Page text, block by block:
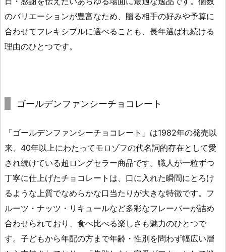
のバリエーションが豊富なため、贈る相手の好みや予算に
合わせてフレキシブルに選べることも、長年選ばれ続ける
理由のひとつです。
ゴールデンファンシーチョコレート
「ゴールデンファンシーチョコレート」は1982年の発売以
来、40年以上にわたってモロゾフの代名詞的存在として愛
され続けている超ロングセラー商品です。職人が一粒ずつ
丁寧に仕上げたチョコレートは、口に入れた瞬間にとろけ
るような上質でなめらかな口当たりが大きな特徴です。フ
ルーツ・ナッツ・リキュールなど多彩なフレーバーが詰め
合わせられており、食べ比べる楽しさも魅力のひとつで
す。子どもから年配の方まで年齢・性別を問わず幅広い層